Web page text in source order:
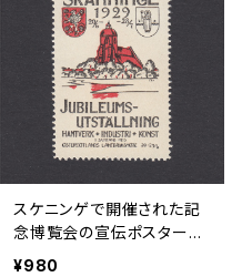
スケニンゲで開催された記
念博覧会の宣伝ポスタース
タンプ 1929年
¥980